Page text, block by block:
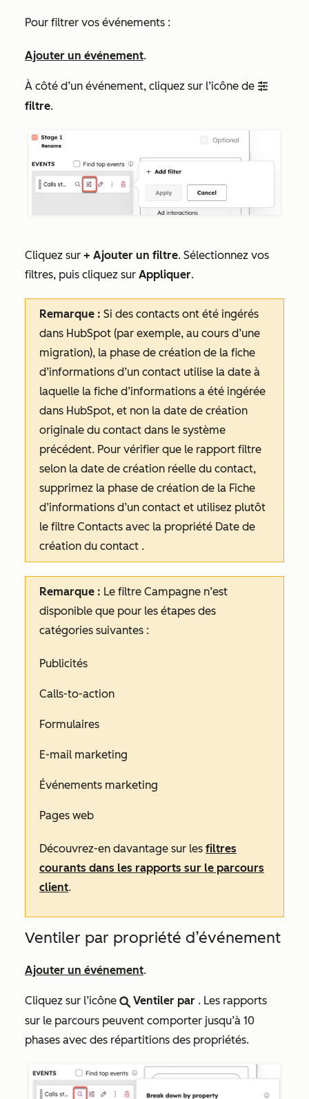
Pour filtrer vos événements :
Ajouter un événement.
À côté d’un événement, cliquez sur l’icône de filter
filtre.
Cliquez sur + Ajouter un filtre. Sélectionnez vos
filtres, puis cliquez sur Appliquer.
Remarque : Si des contacts ont été ingérés
dans HubSpot (par exemple, au cours d’une
migration), la phase de création de la fiche
d’informations d’un contact utilise la date à
laquelle la fiche d’informations a été ingérée
dans HubSpot, et non la date de création
originale du contact dans le système
précédent. Pour vérifier que le rapport filtre
selon la date de création réelle du contact,
supprimez la phase de création de la Fiche
d’informations d’un contact et utilisez plutôt
le filtre Contacts avec la propriété Date de
création du contact .
Remarque : Le filtre Campagne n’est
disponible que pour les étapes des
catégories suivantes :
Publicités
Calls-to-action
Formulaires
E-mail marketing
Événements marketing
Pages web
Découvrez-en davantage sur les filtres
courants dans les rapports sur le parcours
client.
Ventiler par propriété d’événement
Ajouter un événement.
Cliquez sur l’icône search Ventiler par . Les rapports
sur le parcours peuvent comporter jusqu’à 10
phases avec des répartitions des propriétés.